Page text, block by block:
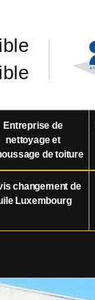
Entreprise de
nettoyage et
de toiture
changement de
Luxembourg